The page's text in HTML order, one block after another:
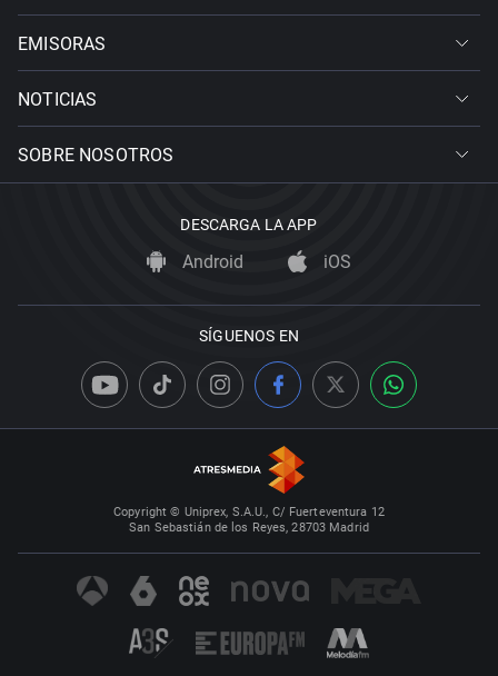
EMISORAS
NOTICIAS
SOBRE NOSOTROS
DESCARGA LA APP
Android iOS
SÍGUENOS EN
Copyright © Uniprex, S.A.U., C/ Fuerteventura 12
San Sebastián de los Reyes, 28703 Madrid